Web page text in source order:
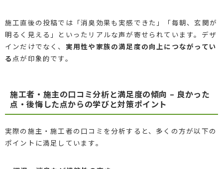
施工直後の投稿では「消臭効果も実感できた」「毎朝、玄関が
明るく見える」といったリアルな声が寄せられています。デザ
インだけでなく、 実用性や家族の満足度の向上につながってい
る 点が印象的です。
施工者・施主の口コミ分析と満足度の傾向 – 良かった
点・後悔した点からの学びと対策ポイント
実際の施主・施工者の口コミを分析すると、多くの方が以下の
ポイントに満足しています。